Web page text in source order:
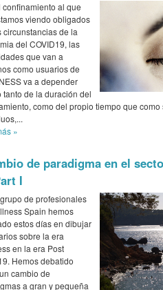
confinamiento al que
viendo obligados
circunstancias de la
del COVID19, las
que van a
como usuarios de
va a depender
tanto de la duración del
como del propio tiempo que como
»
de paradigma en el
I
de profesionales
Spain hemos
estos días en dibujar
sobre la era
en la era Post
Hemos debatido
cambio de
a gran y pequeña